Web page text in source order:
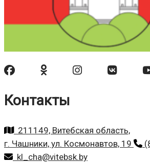
Контакты
211149, Витебская область,
г. Чашники, ул. Космонавтов, 19
kl_cha@vitebsk.by